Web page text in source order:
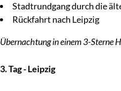
Stadtrundgang durch die
Rückfahrt nach Leipzig
Übernachtung in einem 3-Sterne
3. Tag - Leipzig